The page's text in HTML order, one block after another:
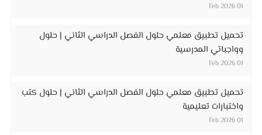
01 Feb 2026
تحميل تطبيق معلمي حلول الفصل الدراسي الثاني | حلول
وواجباتي المدرسية
01 Feb 2026
تحميل تطبيق معلمي حلول الفصل الدراسي الثاني | حلول كتب
واختبارات تعليمية
01 Feb 2026